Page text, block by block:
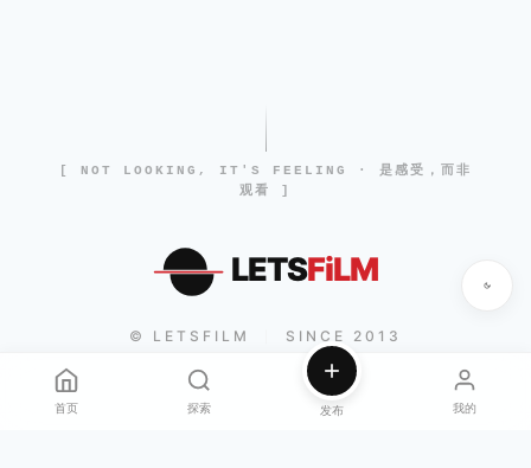
[ NOT LOOKING, IT'S FEELING · 是感受，而非
观看 ]
LETSFiLM
© LETSFILM SINCE 2013
首页 探索 发布 我的